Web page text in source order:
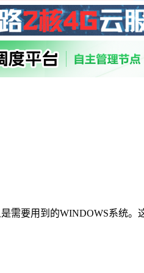
需要用到的WINDOWS系统